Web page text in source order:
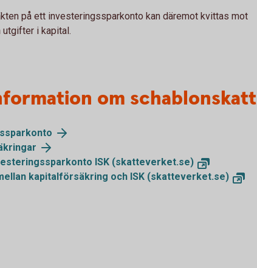
på ett investeringssparkonto kan däremot kvittas mot
i kapital.
om schablonskatt
ISK (skatteverket.se)
kapitalförsäkring och ISK (skatteverket.se)